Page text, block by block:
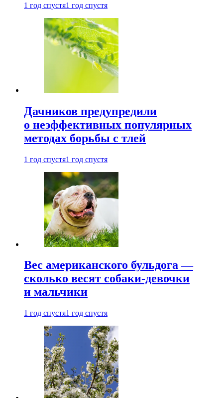
1 год спустя1 год спустя
Дачников предупредили
о неэффективных популярных
методах борьбы с тлей
1 год спустя1 год спустя
Вес американского бульдога —
сколько весят собаки-девочки
и мальчики
1 год спустя1 год спустя